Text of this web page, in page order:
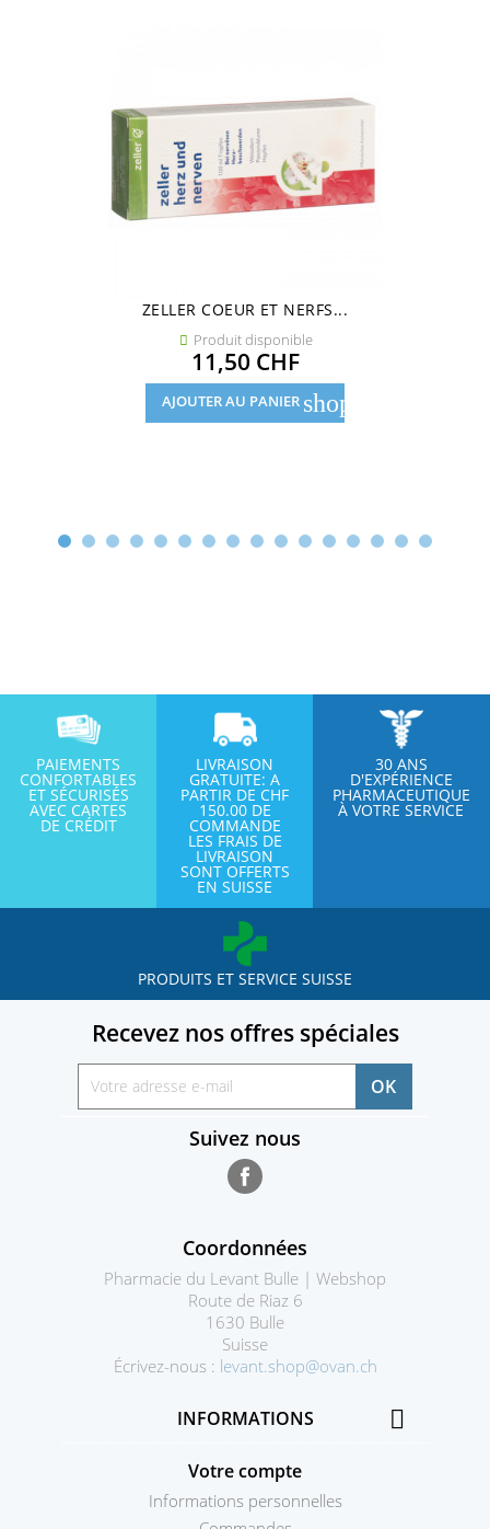
ZELLER COEUR ET NERFS...
 Produit disponible
Prix
11,50 CHF
AJOUTER AU PANIER shopping_cart
PAIEMENTS
CONFORTABLES
ET SÉCURISÉS
AVEC CARTES
DE CRÉDIT
LIVRAISON
GRATUITE: A
PARTIR DE CHF
150.00 DE
COMMANDE
LES FRAIS DE
LIVRAISON
SONT OFFERTS
EN SUISSE
30 ANS
D'EXPÉRIENCE
PHARMACEUTIQUE
À VOTRE SERVICE
PRODUITS ET SERVICE SUISSE
Recevez nos offres spéciales
Suivez nous
Coordonnées
Pharmacie du Levant Bulle | Webshop
Route de Riaz 6
1630 Bulle
Suisse
Écrivez-nous : levant.shop@ovan.ch
INFORMATIONS 
Votre compte
Informations personnelles